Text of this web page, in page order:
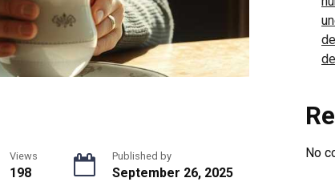
Views
198
Published by
September 26, 2025
No